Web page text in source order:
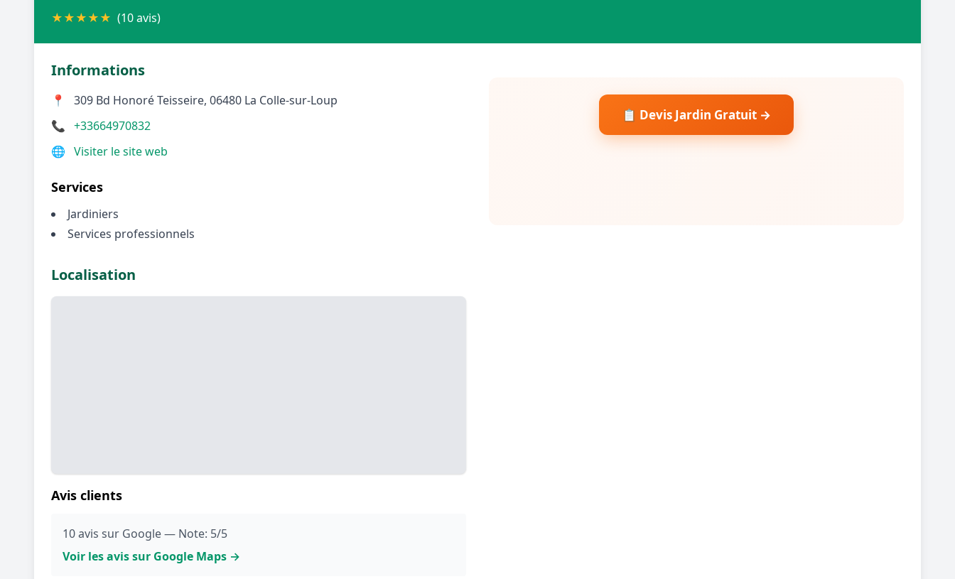
★★★★★ (10 avis)
Informations
📍
309 Bd Honoré Teisseire, 06480 La Colle-sur-Loup
📞 +33664970832
🌐 Visiter le site web
Services
Jardiniers
Services professionnels
📋 Devis Jardin Gratuit →
Localisation
Avis clients
10 avis sur Google — Note: 5/5
Voir les avis sur Google Maps →